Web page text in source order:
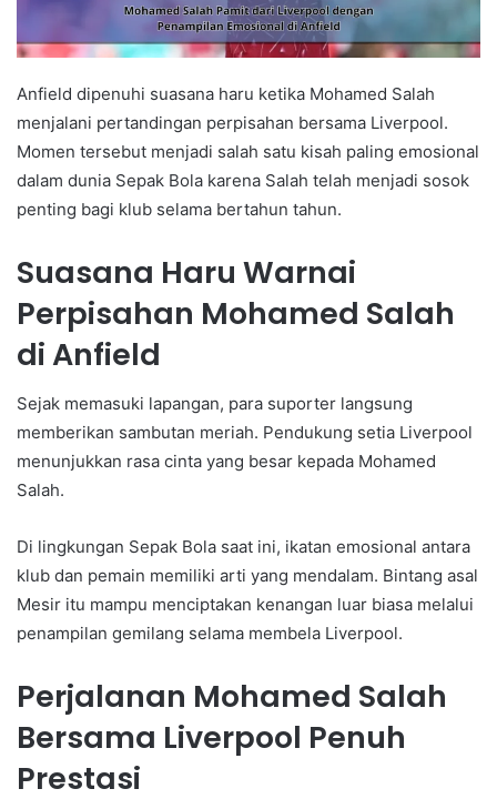
Anfield dipenuhi suasana haru ketika Mohamed Salah
menjalani pertandingan perpisahan bersama Liverpool.
Momen tersebut menjadi salah satu kisah paling emosional
dalam dunia Sepak Bola karena Salah telah menjadi sosok
penting bagi klub selama bertahun tahun.
Suasana Haru Warnai
Perpisahan Mohamed Salah
di Anfield
Sejak memasuki lapangan, para suporter langsung
memberikan sambutan meriah. Pendukung setia Liverpool
menunjukkan rasa cinta yang besar kepada Mohamed
Salah.
Di lingkungan Sepak Bola saat ini, ikatan emosional antara
klub dan pemain memiliki arti yang mendalam. Bintang asal
Mesir itu mampu menciptakan kenangan luar biasa melalui
penampilan gemilang selama membela Liverpool.
Perjalanan Mohamed Salah
Bersama Liverpool Penuh
Prestasi